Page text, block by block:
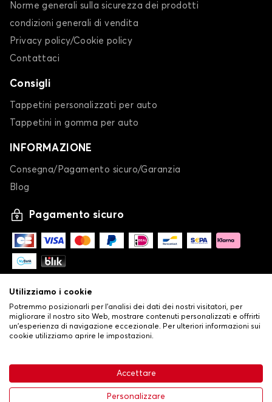
63,99 € Aggiungi al carrello
Norme generali sulla sicurezza dei prodotti
condizioni generali di vendita
Privacy policy/Cookie policy
Contattaci
Consigli
Tappetini personalizzati per auto
Tappetini in gomma per auto
INFORMAZIONE
Consegna/Pagamento sicuro/Garanzia
Blog
Pagamento sicuro
Condizioni generali di vendita•
Politica sulla privacy e sui cookie•Livraison
Utilizziamo i cookie
Potremmo posizionarli per l'analisi dei dati dei nostri visitatori, per
migliorare il nostro sito Web, mostrare contenuti personalizzati e offrirti
un'esperienza di navigazione eccezionale. Per ulteriori informazioni sui
cookie utilizziamo aprire le impostazioni.
Accettare
Personalizzare